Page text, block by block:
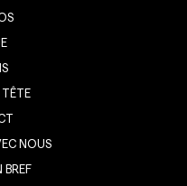
TÊTE
NOUS
BREF